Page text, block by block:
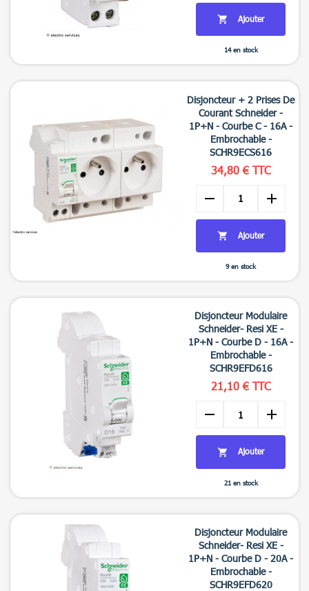
Aperçu rapide
 Ajouter
14 en stock

Disjoncteur + 2 Prises De
Courant Schneider -
1P+N - Courbe C - 16A -
Embrochable -
SCHR9ECS616
34,80 € TTC
remove add
 Ajouter
9 en stock

Disjoncteur Modulaire
Schneider- Resi XE -
1P+N - Courbe D - 16A -
Embrochable -
SCHR9EFD616
21,10 € TTC
remove add
 Ajouter
21 en stock
Disjoncteur Modulaire
Schneider- Resi XE -
1P+N - Courbe D - 20A -
Embrochable -
SCHR9EFD620